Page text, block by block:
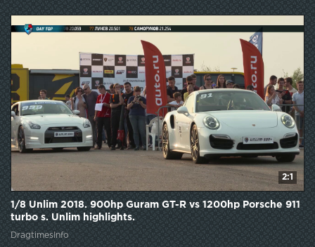
2:1
1/8 Unlim 2018. 900hp Guram GT-R vs 1200hp Porsche 911
turbo s. Unlim highlights.
DragtimesInfo